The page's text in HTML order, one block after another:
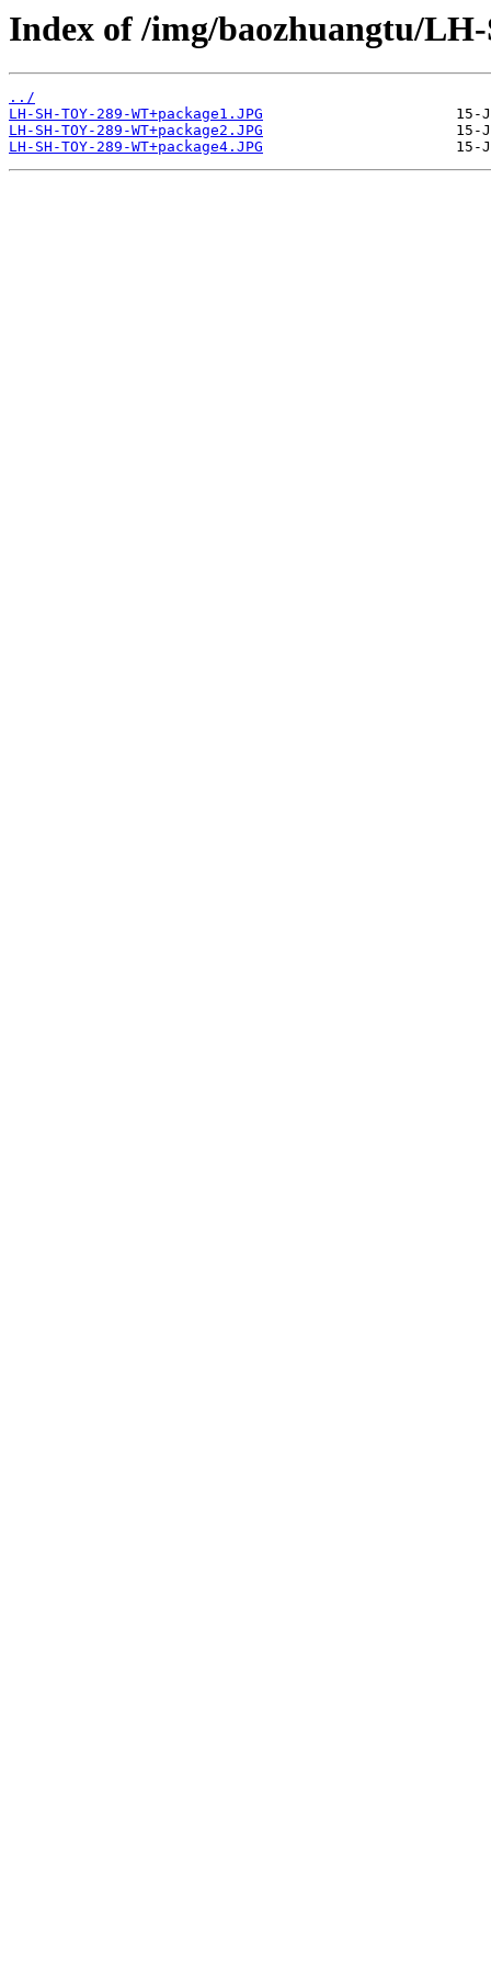
Index of /img/baozhuangtu/
../
LH-SH-TOY-289-WT+package1.JPG
LH-SH-TOY-289-WT+package2.JPG
LH-SH-TOY-289-WT+package4.JPG